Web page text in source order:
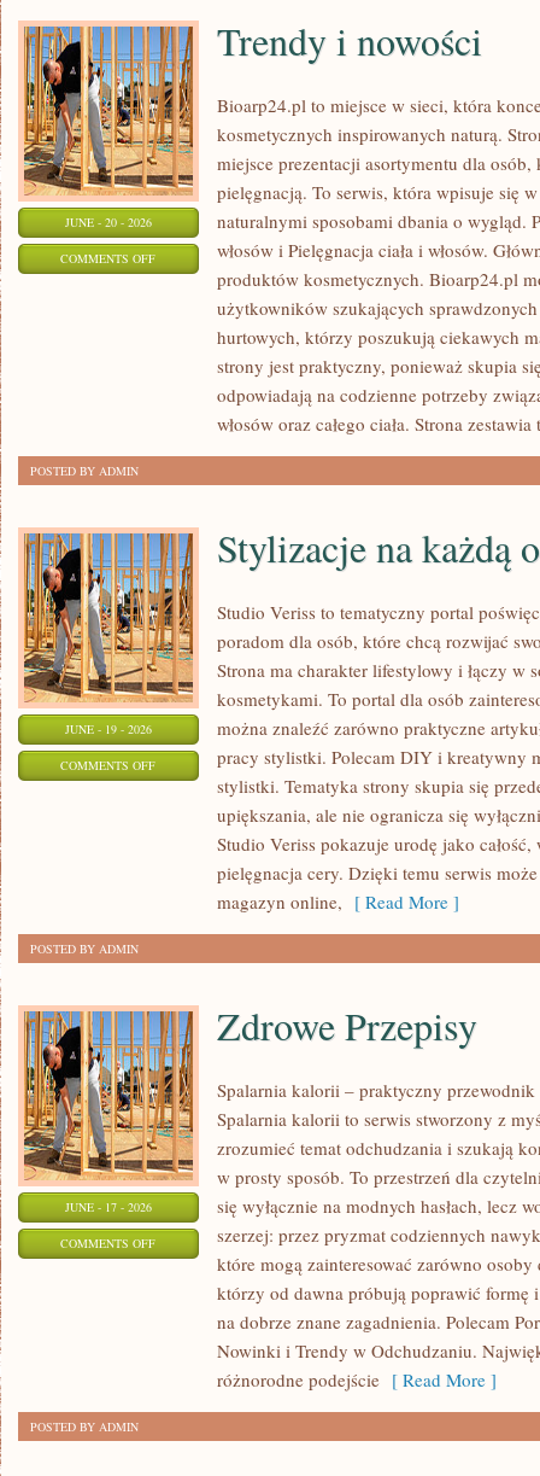
JUNE - 20 - 2026
COMMENTS OFFON
Trendy i nowości
Bioarp24.pl to miejsce w sieci, która
kosmetycznych inspirowanych naturą.
miejsce prezentacji asortymentu dla
pielęgnacją. To serwis, która wpisuje się
naturalnymi sposobami dbania o wygląd.
włosów i Pielęgnacja ciała i włosów.
produktów kosmetycznych. Bioarp24.pl
użytkowników szukających
hurtowych, którzy poszukują ciekawych
strony jest praktyczny, ponieważ skupia
odpowiadają na codzienne potrzeby
włosów oraz całego ciała. Strona
POSTED BY ADMIN
JUNE - 19 - 2026
COMMENTS OFFON
STYLIZACJE
Stylizacje na każdą
Studio Veriss to tematyczny portal
poradom dla osób, które chcą rozwijać
Strona ma charakter lifestylowy i łączy w
kosmetykami. To portal dla osób
można znaleźć zarówno praktyczne
pracy stylistki. Polecam DIY i kreatywny
stylistki. Tematyka strony skupia się
upiększania, ale nie ogranicza się
Studio Veriss pokazuje urodę jako
pielęgnacja cery. Dzięki temu serwis
magazyn online, [ Read More ]
POSTED BY ADMIN
JUNE - 17 - 2026
COMMENTS OFFON
Zdrowe Przepisy
Spalarnia kalorii – praktyczny przewodnik
Spalarnia kalorii to serwis stworzony z
zrozumieć temat odchudzania i szukają
w prosty sposób. To przestrzeń dla
się wyłącznie na modnych hasłach, lecz
szerzej: przez pryzmat codziennych
które mogą zainteresować zarówno
którzy od dawna próbują poprawić formę
na dobrze znane zagadnienia. Polecam
Nowinki i Trendy w Odchudzaniu.
różnorodne podejście [ Read More ]
POSTED BY ADMIN